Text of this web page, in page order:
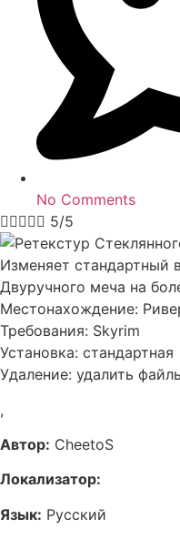
No Comments
 5/5
Изменяет стандартный
Двуручного меча на
Местонахождение:
Требования: Skyrim
Установка: стандартная
Удаление: удалить
,
Автор: CheetoS
Локализатор:
Язык: Русский